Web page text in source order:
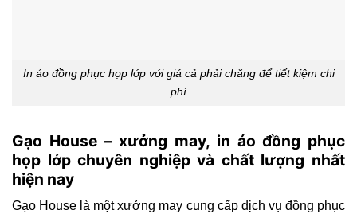
In áo đồng phục họp lớp với giá cả phải chăng để tiết kiệm chi
phí
Gạo House – xưởng may, in áo đồng phục
họp lớp chuyên nghiệp và chất lượng nhất
hiện nay
Gạo House là một xưởng may cung cấp dịch vụ đồng phục